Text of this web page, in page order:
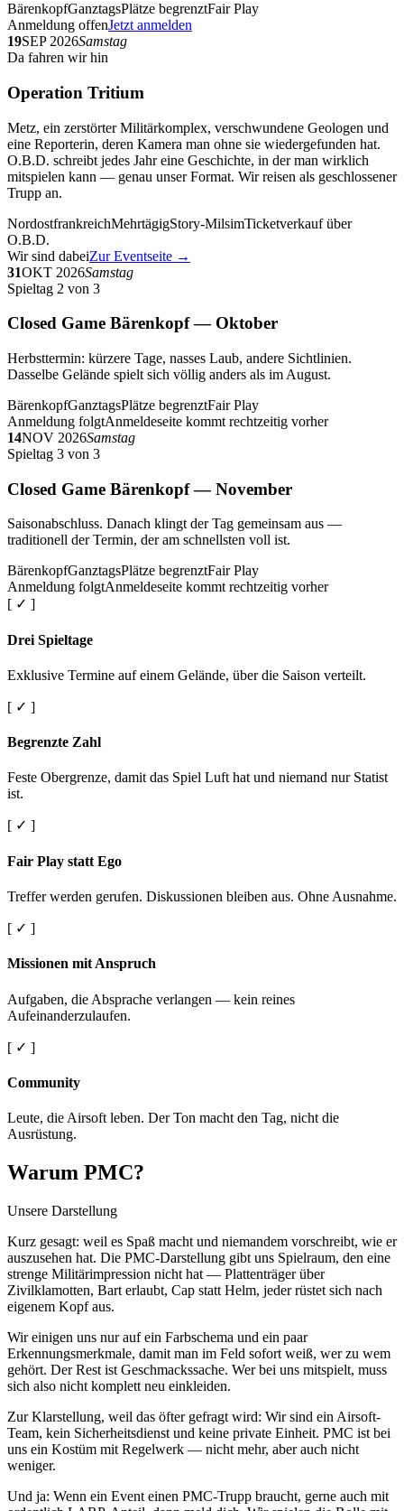
BärenkopfGanztagsPlätze begrenztFair Play
Anmeldung offenJetzt anmelden
19SEP 2026Samstag
Da fahren wir hin
Operation Tritium
Metz, ein zerstörter Militärkomplex, verschwundene Geologen und
eine Reporterin, deren Kamera man ohne sie wiedergefunden hat.
O.B.D. schreibt jedes Jahr eine Geschichte, in der man wirklich
mitspielen kann — genau unser Format. Wir reisen als geschlossener
Trupp an.
NordostfrankreichMehrtägigStory-MilsimTicketverkauf über
O.B.D.
Wir sind dabeiZur Eventseite →
31OKT 2026Samstag
Spieltag 2 von 3
Closed Game Bärenkopf — Oktober
Herbsttermin: kürzere Tage, nasses Laub, andere Sichtlinien.
Dasselbe Gelände spielt sich völlig anders als im August.
BärenkopfGanztagsPlätze begrenztFair Play
Anmeldung folgtAnmeldeseite kommt rechtzeitig vorher
14NOV 2026Samstag
Spieltag 3 von 3
Closed Game Bärenkopf — November
Saisonabschluss. Danach klingt der Tag gemeinsam aus —
traditionell der Termin, der am schnellsten voll ist.
BärenkopfGanztagsPlätze begrenztFair Play
Anmeldung folgtAnmeldeseite kommt rechtzeitig vorher
[ ✓ ]
Drei Spieltage
Exklusive Termine auf einem Gelände, über die Saison verteilt.
[ ✓ ]
Begrenzte Zahl
Feste Obergrenze, damit das Spiel Luft hat und niemand nur Statist
ist.
[ ✓ ]
Fair Play statt Ego
Treffer werden gerufen. Diskussionen bleiben aus. Ohne Ausnahme.
[ ✓ ]
Missionen mit Anspruch
Aufgaben, die Absprache verlangen — kein reines
Aufeinanderzulaufen.
[ ✓ ]
Community
Leute, die Airsoft leben. Der Ton macht den Tag, nicht die
Ausrüstung.
Warum PMC?
Unsere Darstellung
Kurz gesagt: weil es Spaß macht und niemandem vorschreibt, wie er
auszusehen hat. Die PMC-Darstellung gibt uns Spielraum, den eine
strenge Militärimpression nicht hat — Plattenträger über
Zivilklamotten, Bart erlaubt, Cap statt Helm, jeder rüstet sich nach
eigenem Kopf aus.
Wir einigen uns nur auf ein Farbschema und ein paar
Erkennungsmerkmale, damit man im Feld sofort weiß, wer zu wem
gehört. Der Rest ist Geschmackssache. Wer bei uns mitspielt, muss
sich also nicht komplett neu einkleiden.
Zur Klarstellung, weil das öfter gefragt wird: Wir sind ein Airsoft-
Team, kein Sicherheitsdienst und keine private Einheit. PMC ist bei
uns ein Kostüm mit Regelwerk — nicht mehr, aber auch nicht
weniger.
Und ja: Wenn ein Event einen PMC-Trupp braucht, gerne auch mit